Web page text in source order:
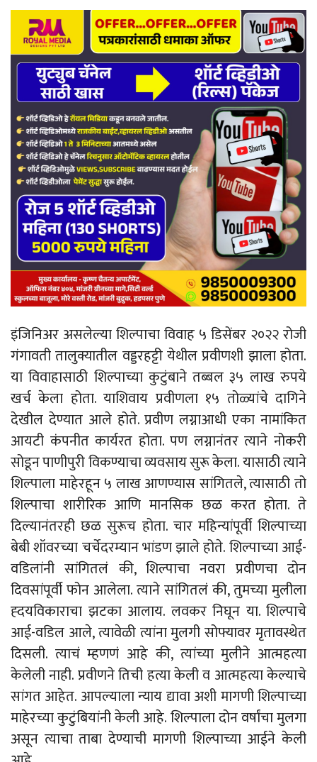
इंजिनिअर असलेल्या शिल्पाचा विवाह ५ डिसेंबर २०२२ रोजी
गंगावती तालुक्यातील वड्डरहट्टी येथील प्रवीणशी झाला होता.
या विवाहासाठी शिल्पाच्या कुटुंबाने तब्बल ३५ लाख रुपये
खर्च केला होता. याशिवाय प्रवीणला १५ तोळ्यांचे दागिने
देखील देण्यात आले होते. प्रवीण लग्नाआधी एका नामांकित
आयटी कंपनीत कार्यरत होता. पण लग्नानंतर त्याने नोकरी
सोडून पाणीपुरी विकण्याचा व्यवसाय सुरू केला. यासाठी त्याने
शिल्पाला माहेरहून ५ लाख आणण्यास सांगितले, त्यासाठी तो
शिल्पाचा शारीरिक आणि मानसिक छळ करत होता. ते
दिल्यानंतरही छळ सुरूच होता. चार महिन्यांपूर्वी शिल्पाच्या
बेबी शॉवरच्या चर्चेदरम्यान भांडण झाले होते. शिल्पाच्या आई-
वडिलांनी सांगितलं की, शिल्पाचा नवरा प्रवीणचा दोन
दिवसांपूर्वी फोन आलेला. त्याने सांगितलं की, तुमच्या मुलीला
ह्दयविकाराचा झटका आलाय. लवकर निघून या. शिल्पाचे
आई-वडिल आले, त्यावेळी त्यांना मुलगी सोफ्यावर मृतावस्थेत
दिसली. त्याचं म्हणणं आहे की, त्यांच्या मुलीने आत्महत्या
केलेली नाही. प्रवीणने तिची हत्या केली व आत्महत्या केल्याचे
सांगत आहेत. आपल्याला न्याय द्यावा अशी मागणी शिल्पाच्या
माहेरच्या कुटुंबियांनी केली आहे. शिल्पाला दोन वर्षांचा मुलगा
असून त्याचा ताबा देण्याची मागणी शिल्पाच्या आईने केली